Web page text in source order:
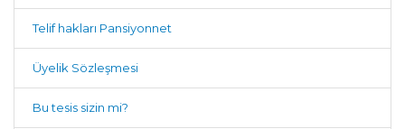
Telif hakları Pansiyonnet
Üyelik Sözleşmesi
Bu tesis sizin mi?